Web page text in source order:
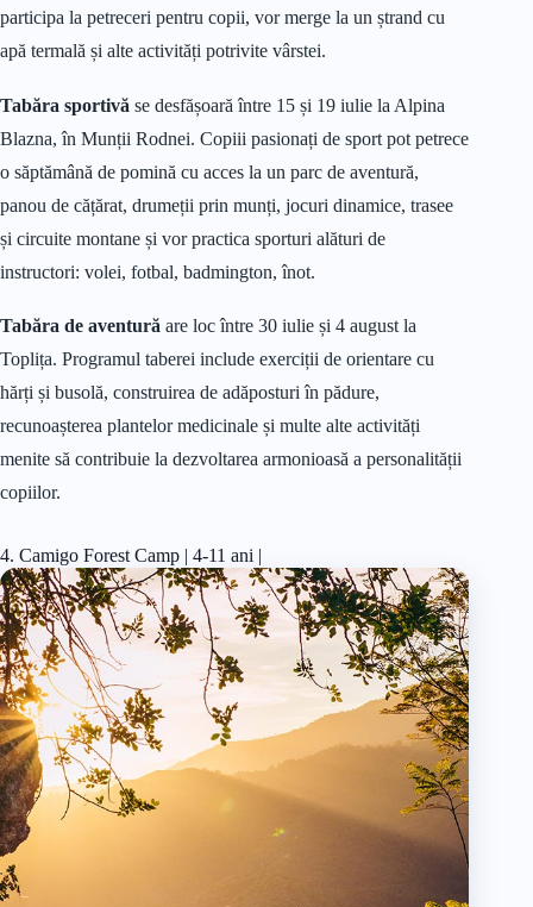
participa la petreceri pentru copii, vor merge la un ștrand cu
apă termală și alte activități potrivite vârstei.
Tabăra sportivă se desfășoară între 15 și 19 iulie la Alpina
Blazna, în Munții Rodnei. Copiii pasionați de sport pot petrece
o săptămână de pomină cu acces la un parc de aventură,
panou de cățărat, drumeții prin munți, jocuri dinamice, trasee
și circuite montane și vor practica sporturi alături de
instructori: volei, fotbal, badmington, înot.
Tabăra de aventură are loc între 30 iulie și 4 august la
Toplița. Programul taberei include exerciții de orientare cu
hărți și busolă, construirea de adăposturi în pădure,
recunoașterea plantelor medicinale și multe alte activități
menite să contribuie la dezvoltarea armonioasă a personalității
copiilor.
4. Camigo Forest Camp | 4-11 ani |